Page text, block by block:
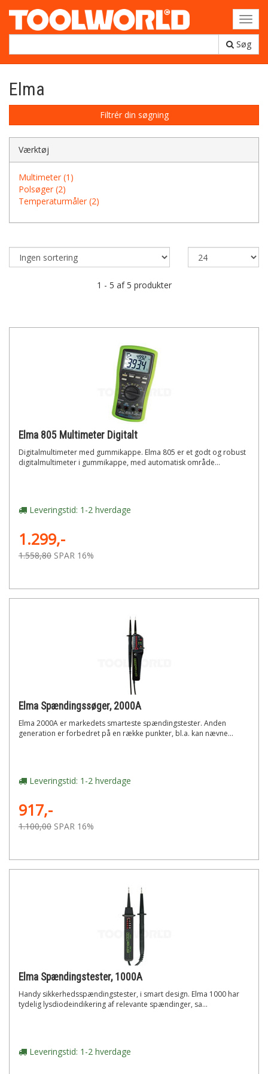
Søg
Elma
Filtrér din søgning
Værktøj
Multimeter (1)
Polsøger (2)
Temperaturmåler (2)
1 - 5 af 5 produkter
Elma 805 Multimeter Digitalt
Digitalmultimeter med gummikappe. Elma 805 er et godt og robust
digitalmultimeter i gummikappe, med automatisk område...
Leveringstid: 1-2 hverdage
1.299,-
1.558,80 SPAR 16%
Elma Spændingssøger, 2000A
Elma 2000A er markedets smarteste spændingstester. Anden
generation er forbedret på en række punkter, bl.a. kan nævne...
Leveringstid: 1-2 hverdage
917,-
1.100,00 SPAR 16%
Elma Spændingstester, 1000A
Handy sikkerhedsspændingstester, i smart design. Elma 1000 har
tydelig lysdiodeindikering af relevante spændinger, sa...
Leveringstid: 1-2 hverdage